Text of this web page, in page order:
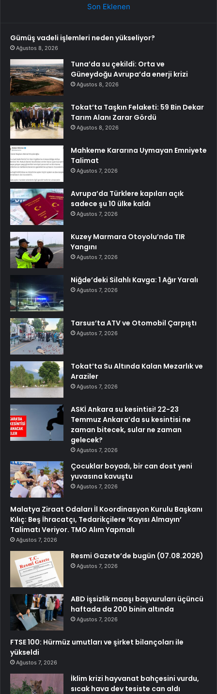
Son Eklenen
Gümüş vadeli işlemleri neden yükseliyor?
Ağustos 8, 2026
Tuna’da su çekildi: Orta ve
Güneydoğu Avrupa’da enerji krizi
Ağustos 8, 2026
Tokat’ta Taşkın Felaketi: 59 Bin Dekar
Tarım Alanı Zarar Gördü
Ağustos 8, 2026
Mahkeme Kararına Uymayan Emniyete
Talimat
Ağustos 7, 2026
Avrupa’da Türklere kapıları açık
sadece şu 10 ülke kaldı
Ağustos 7, 2026
Kuzey Marmara Otoyolu’nda TIR
Yangını
Ağustos 7, 2026
Niğde’deki Silahlı Kavga: 1 Ağır Yaralı
Ağustos 7, 2026
Tarsus’ta ATV ve Otomobil Çarpıştı
Ağustos 7, 2026
Tokat’ta Su Altında Kalan Mezarlık ve
Araziler
Ağustos 7, 2026
ASKİ Ankara su kesintisi! 22-23
Temmuz Ankara’da su kesintisi ne
zaman bitecek, sular ne zaman
gelecek?
Ağustos 7, 2026
Çocuklar boyadı, bir can dost yeni
yuvasına kavuştu
Ağustos 7, 2026
Malatya Ziraat Odaları İl Koordinasyon Kurulu Başkanı
Kılıç: Beş İhracatçı, Tedarikçilere ‘Kayısı Almayın’
Talimatı Veriyor. TMO Alım Yapmalı
Ağustos 7, 2026
Resmi Gazete’de bugün (07.08.2026)
Ağustos 7, 2026
ABD işsizlik maaşı başvuruları üçüncü
haftada da 200 binin altında
Ağustos 7, 2026
FTSE 100: Hürmüz umutları ve şirket bilançoları ile
yükseldi
Ağustos 7, 2026
İklim krizi hayvanat bahçesini vurdu,
sıcak hava dev tesiste can aldı